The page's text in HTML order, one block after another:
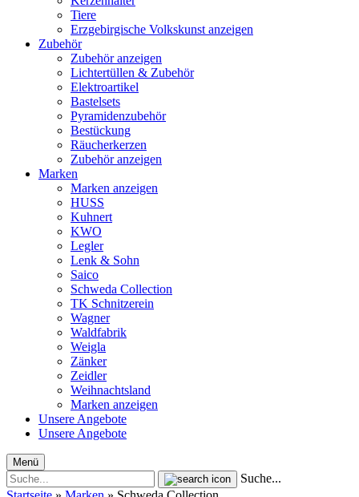
Tiere
Erzgebirgische Volkskunst anzeigen
Zubehör
Zubehör anzeigen
Lichtertüllen & Zubehör
Elektroartikel
Bastelsets
Pyramidenzubehör
Bestückung
Räucherkerzen
Zubehör anzeigen
Marken
Marken anzeigen
HUSS
Kuhnert
KWO
Legler
Lenk & Sohn
Saico
Schweda Collection
TK Schnitzerein
Wagner
Waldfabrik
Weigla
Zänker
Zeidler
Weihnachtsland
Marken anzeigen
Unsere Angebote
Unsere Angebote
Menü
Suche...